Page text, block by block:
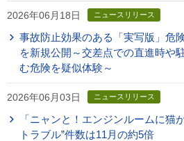
2026年06月18日 ニュースリリース
事故防止効果のある「実写版」危
を新規公開～交差点での直進時や
む危険を疑似体験～
2026年06月03日 ニュースリリース
「ニャンと！エンジンルームに猫
トラブル”件数は11月の約5倍